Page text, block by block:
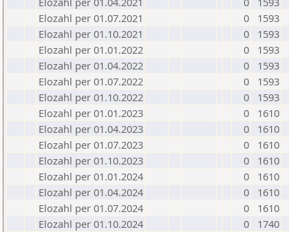
Elozahl per 01.07.2021
0
1593
Elozahl per 01.10.2021
0
1593
Elozahl per 01.01.2022
0
1593
Elozahl per 01.04.2022
0
1593
Elozahl per 01.07.2022
0
1593
Elozahl per 01.10.2022
0
1593
Elozahl per 01.01.2023
0
1610
Elozahl per 01.04.2023
0
1610
Elozahl per 01.07.2023
0
1610
Elozahl per 01.10.2023
0
1610
Elozahl per 01.01.2024
0
1610
Elozahl per 01.04.2024
0
1610
Elozahl per 01.07.2024
0
1610
Elozahl per 01.10.2024
0
1740